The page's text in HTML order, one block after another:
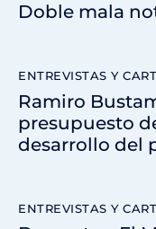
Doble mala
ENTREVISTAS Y
Ramiro
presupuesto
desarrollo del
ENTREVISTAS Y